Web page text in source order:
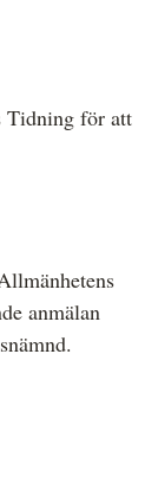
Tidning för att
anmälan